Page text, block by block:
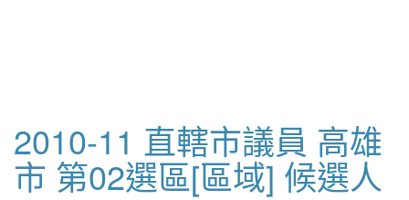
2010-11 直轄市議員 高雄
市 第02選區[區域] 候選人